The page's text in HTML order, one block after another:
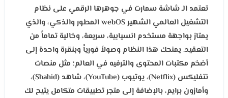
تعتمد الـ شاشة سمارت في جوهرها الرقمي على نظام
التشغيل العالمي الشهير webOS المطور والذكي، والذي
يمتاز بواجهة مستخدم انسيابية، سريعة، وخالية تماماً من
التعقيد. يمنحك هذا النظام وصولاً فورياً وبنقرة واحدة إلى
أضخم مكتبات المحتوى والترفيه في العالم؛ مثل منصات
نتفليكس (Netflix)، يوتيوب (YouTube)، شاهد (Shahid)،
وأمازون برايم، بالإضافة إلى متجر تطبيقات متكامل يتيح لك